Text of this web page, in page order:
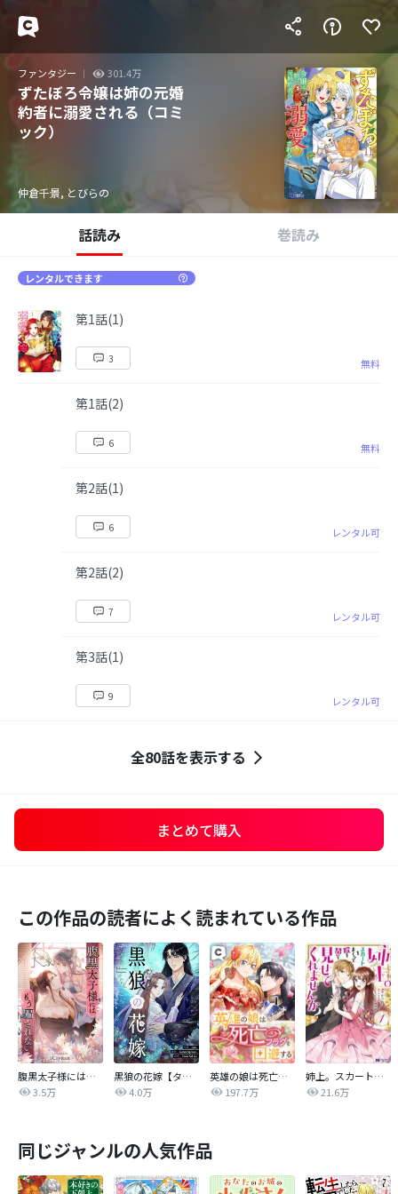
ファンタジー 301.4万
ずたぼろ令嬢は姉の元婚
約者に溺愛される（コミ
ック）
仲倉千景, とびらの
話読み 巻読み
レンタルできます
第1話(1)
3 無料
第1話(2)
6 無料
第2話(1)
6 レンタル可
第2話(2)
7 レンタル可
第3話(1)
9 レンタル可
全80話を表示する
まとめて購入
この作品の読者によく読まれている作品
腹黒太子様にはもう騙されない【タテヨミ】
3.5万
黒狼の花嫁【タテヨミ】
4.0万
英雄の娘は死亡フラグを回避する
197.7万
姉上。スカートをまくって股を開いて見せてくれませんか？（コミック）
21.6万
同じジャンルの人気作品